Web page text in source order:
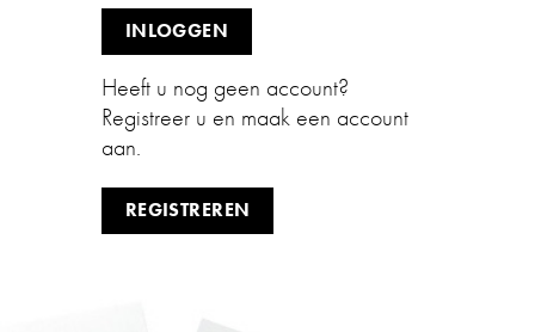
INLOGGEN
Heeft u nog geen account?
Registreer u en maak een account
aan.
REGISTREREN